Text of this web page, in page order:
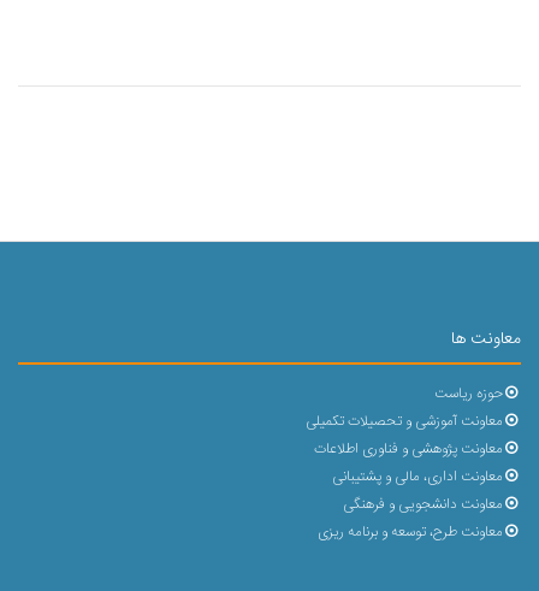
معاونت ها
حوزه ریاست
معاونت آموزشی و تحصیلات تکمیلی
معاونت پژوهشی و فناوری اطلاعات
معاونت اداری، مالی و پشتیبانی
معاونت دانشجویی و فرهنگی
معاونت طرح، توسعه و برنامه ریزی